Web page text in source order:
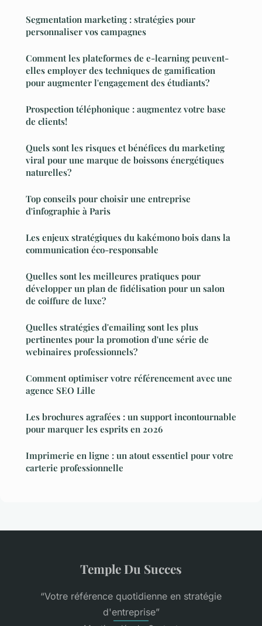
Segmentation marketing : stratégies pour
personnaliser vos campagnes
Comment les plateformes de e-learning peuvent-
elles employer des techniques de gamification
pour augmenter l'engagement des étudiants?
Prospection téléphonique : augmentez votre base
de clients!
Quels sont les risques et bénéfices du marketing
viral pour une marque de boissons énergétiques
naturelles?
Top conseils pour choisir une entreprise
d'infographie à Paris
Les enjeux stratégiques du kakémono bois dans la
communication éco-responsable
Quelles sont les meilleures pratiques pour
développer un plan de fidélisation pour un salon
de coiffure de luxe?
Quelles stratégies d'emailing sont les plus
pertinentes pour la promotion d'une série de
webinaires professionnels?
Comment optimiser votre référencement avec une
agence SEO Lille
Les brochures agrafées : un support incontournable
pour marquer les esprits en 2026
Imprimerie en ligne : un atout essentiel pour votre
carterie professionnelle
Temple Du Succes
“Votre référence quotidienne en stratégie
d'entreprise”